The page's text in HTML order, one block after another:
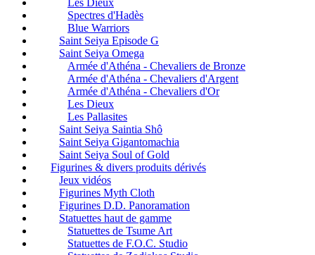
Les Dieux
Spectres d'Hadès
Blue Warriors
Saint Seiya Episode G
Saint Seiya Omega
Armée d'Athéna - Chevaliers de Bronze
Armée d'Athéna - Chevaliers d'Argent
Armée d'Athéna - Chevaliers d'Or
Les Dieux
Les Pallasites
Saint Seiya Saintia Shô
Saint Seiya Gigantomachia
Saint Seiya Soul of Gold
Figurines & divers produits dérivés
Jeux vidéos
Figurines Myth Cloth
Figurines D.D. Panoramation
Statuettes haut de gamme
Statuettes de Tsume Art
Statuettes de F.O.C. Studio